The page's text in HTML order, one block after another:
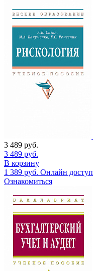
3 489 руб.
3 489 руб.
В корзину
1 389 руб. Онлайн доступ
Ознакомиться